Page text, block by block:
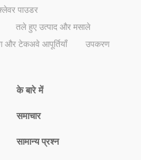
पाउडर
तले हुए उत्पाद और मसाले
और टेकअवे आपूर्तियाँ
उपकरण
के बारे में
समाचार
सामान्य प्रश्न